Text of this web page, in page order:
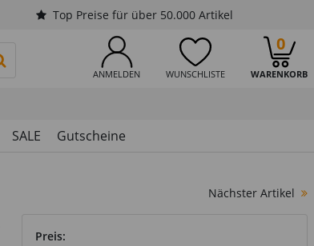
Top Preise für über 50.000 Artikel
ANMELDEN WUNSCHLISTE WARENKORB
0
PRODUKTSUCHE STARTEN
SALE Gutscheine
Nächster Artikel
Preis: